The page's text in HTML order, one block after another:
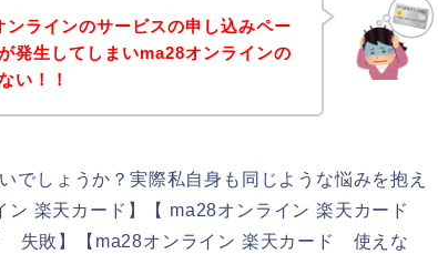
ンラインのサービスの申し込みペー
発生してしまいma28オンラインの
い！！
でしょうか？実際私自身も同じような悩みを抱え
ン 楽天カード】【 ma28オンライン 楽天カード
失敗】【ma28オンライン 楽天カード 使えな